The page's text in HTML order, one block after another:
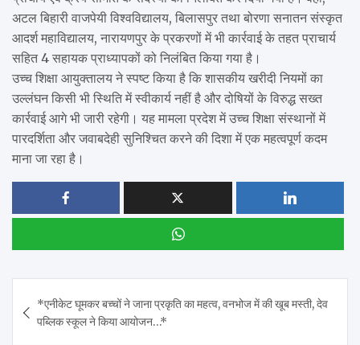
अटल बिहारी वाजपेयी विश्वविद्यालय, बिलासपुर तथा बोरणा सनातन संस्कृत
आदर्श महाविद्यालय, नारायणपुर के प्रकरणों में भी कार्रवाई के तहत प्राचार्य
सहित 4 सहायक प्राध्यापकों को निलंबित किया गया है।
उच्च शिक्षा आयुक्तालय ने स्पष्ट किया है कि शासकीय खरीदी नियमों का
उल्लंघन किसी भी स्थिति में स्वीकार्य नहीं है और दोषियों के विरुद्ध सख्त
कार्रवाई आगे भी जारी रहेगी। यह मामला प्रदेश में उच्च शिक्षा संस्थानों में
पारदर्शिता और जवाबदेही सुनिश्चित करने की दिशा में एक महत्वपूर्ण कदम
माना जा रहा है।
navigation
*एनीकेट घूमकर बच्चों ने जाना प्रकृति का महत्व, वनभोज में की खूब मस्ती, देव
पब्लिक स्कूल ने किया आयोजन…*